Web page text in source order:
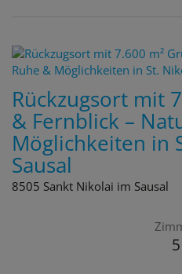
Rückzugsort mit
& Fernblick –
Möglichkeiten in
Sausal
8505 Sankt Nikolai im Sausal
5